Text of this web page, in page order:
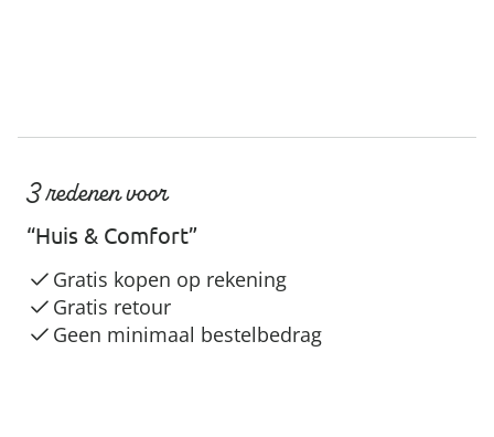
3 redenen voor
“Huis & Comfort”
Gratis kopen op rekening
Gratis retour
Geen minimaal bestelbedrag